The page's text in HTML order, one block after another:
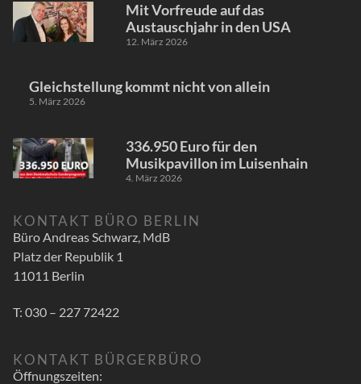
Mit Vorfreude auf das
Austauschjahr in den USA
12. März 2026
Gleichstellung kommt nicht von allein
5. März 2026
336.950 Euro für den
Musikpavillon im Luisenhain
4. März 2026
KONTAKT BÜRO BERLIN
Büro Andreas Schwarz, MdB
Platz der Republik 1
11011 Berlin
T: 030 – 227 72422
KONTAKT BÜRGERBÜRO
Öffnungszeiten: